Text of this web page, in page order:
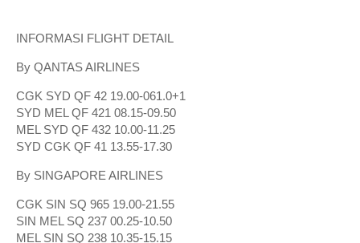
INFORMASI FLIGHT DETAIL
By QANTAS AIRLINES
CGK SYD QF 42 19.00-061.0+1
SYD MEL QF 421 08.15-09.50
MEL SYD QF 432 10.00-11.25
SYD CGK QF 41 13.55-17.30
By SINGAPORE AIRLINES
CGK SIN SQ 965 19.00-21.55
SIN MEL SQ 237 00.25-10.50
MEL SIN SQ 238 10.35-15.15